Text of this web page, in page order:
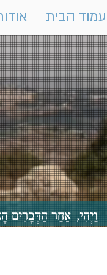
עמוד הבית
וַיְהִי, אַחַר